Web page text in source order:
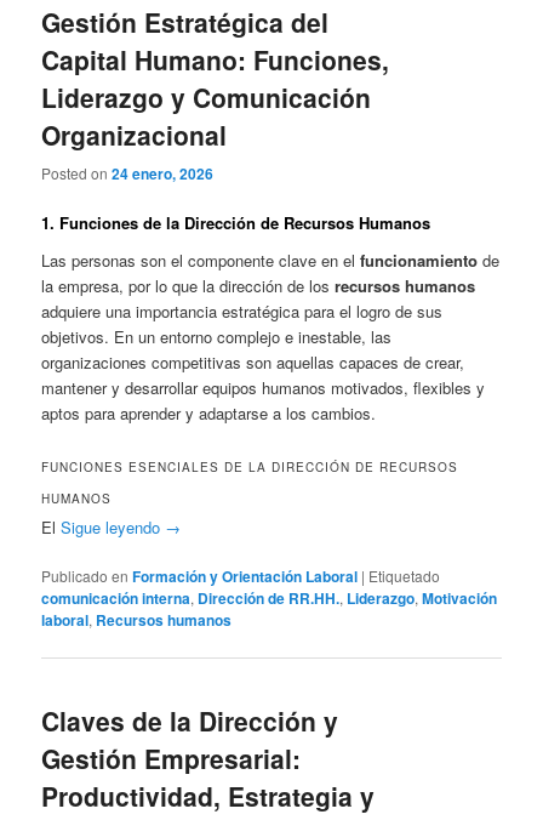
Gestión Estratégica del
Capital Humano: Funciones,
Liderazgo y Comunicación
Organizacional
Posted on24 enero, 2026
1. Funciones de la Dirección de Recursos Humanos
Las personas son el componente clave en elfuncionamiento de
la empresa, por lo que la dirección de losrecursos humanos
adquiere una importancia estratégica para el logro de sus
objetivos. En un entorno complejo e inestable, las
organizaciones competitivas son aquellas capaces de crear,
mantener y desarrollar equipos humanos motivados, flexibles y
aptos para aprender y adaptarse a los cambios.
FUNCIONES ESENCIALES DE LA DIRECCIÓN DE RECURSOS
HUMANOS
ElSigue leyendo →
Publicado en Formación y Orientación Laboral | Etiquetado
comunicación interna, Dirección de RR.HH., Liderazgo,Motivación
laboral, Recursos humanos
Claves de la Dirección y
Gestión Empresarial:
Productividad, Estrategia y